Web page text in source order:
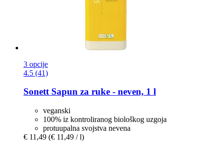
3 opcije
4.5 (41)
SonettSapun za ruke -​ neven, 1 l
veganski
100% iz kontroliranog biološkog uzgoja
protuupalna svojstva nevena
€ 11,49 (€ 11,49 / l)